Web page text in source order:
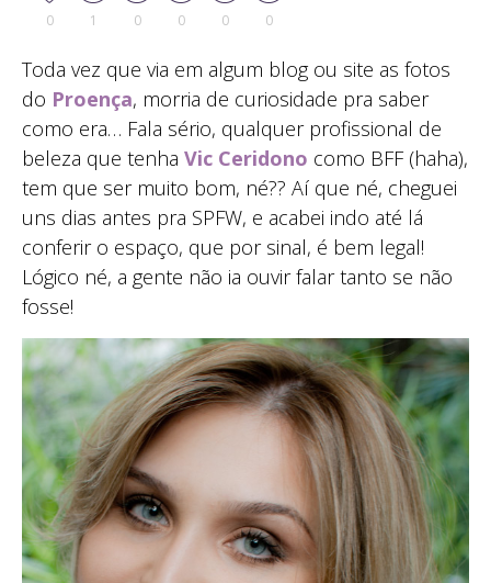
0 1 0 0 0 0
Toda vez que via em algum blog ou site as fotos
do Proença, morria de curiosidade pra saber
como era… Fala sério, qualquer profissional de
beleza que tenha Vic Ceridono como BFF (haha),
tem que ser muito bom, né?? Aí que né, cheguei
uns dias antes pra SPFW, e acabei indo até lá
conferir o espaço, que por sinal, é bem legal!
Lógico né, a gente não ia ouvir falar tanto se não
fosse!